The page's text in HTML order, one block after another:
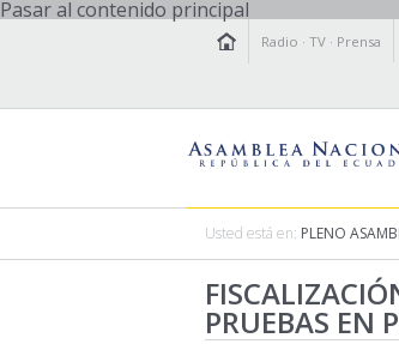
Pasar al contenido principal
Radio ·TV · Prensa
Usted está en: PLENO
PRUEBAS EN